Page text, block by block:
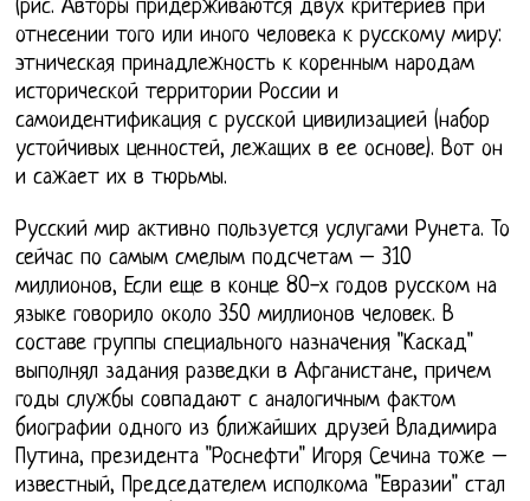
(рис. Авторы придерживаются двух критериев при
отнесении того или иного человека к русскому миру:
этническая принадлежность к коренным народам
исторической территории России и
самоидентификация с русской цивилизацией (набор
устойчивых ценностей, лежащих в ее основе). Вот он
и сажает их в тюрьмы.
Русский мир активно пользуется услугами Рунета. То
сейчас по самым смелым подсчетам – 310
миллионов, Если еще в конце 80-х годов русском на
языке говорило около 350 миллионов человек. В
составе группы специального назначения "Каскад"
выполнял задания разведки в Афганистане, причем
годы службы совпадают с аналогичным фактом
биографии одного из ближайших друзей Владимира
Путина, президента "Роснефти" Игоря Сечина тоже –
известный, Председателем исполкома "Евразии" стал